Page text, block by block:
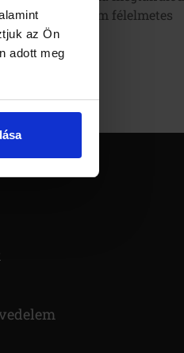
az Ön
adott meg
vizsga nem félelmetes